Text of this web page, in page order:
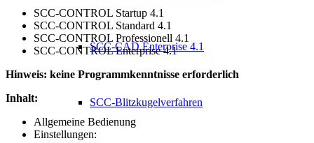
SCC-CAD Enterprise 4.1
SCC-Blitzkugelverfahren
SCC-CONTROL Startup 4.1
SCC-CONTROL Standard 4.1
SCC-CONTROL Professionell 4.1
SCC-CONTROL Enterprise 4.1
Hinweis: keine Programmkenntnisse erforderlich
Inhalt:
Allgemeine Bedienung
Einstellungen: